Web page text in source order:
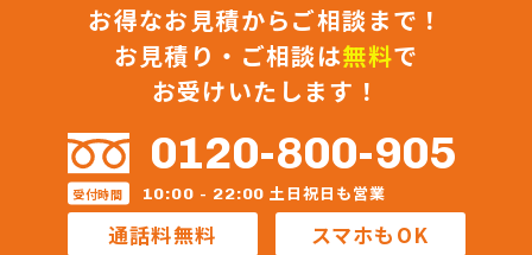
株式会社池田明商店
株式会社朝日屋商店
株式会社田口興産
株式会社田島 八王子営業所
株式会社田島商店
株式会社東京文化総業
株式会社栃木屋商店
株式会社内田商店
株式会社鍋屋斉藤商店
お得なお見積からご相談まで！
お見積り・ご相談は無料で
お受けいたします！
0120-800-905
受付時間 10:00 - 22:00 土日祝日も営業
通話料無料 スマホもOK